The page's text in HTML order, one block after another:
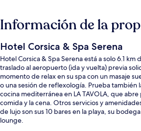
Información de la
Hotel Corsica & Spa Serena
Hotel Corsica & Spa Serena está a solo 6.1
traslado al aeropuerto (ida y vuelta) previa
momento de relax en su spa con un masaje
o una sesión de reflexología. Prueba también
cocina mediterránea en LA TAVOLA, que
comida y la cena. Otros servicios y
de lujo son sus 10 bares en la playa, su
lounge.